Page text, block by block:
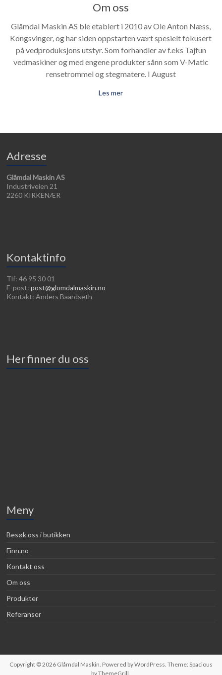
Om oss
Glåmdal Maskin AS ble etablert i 2010 av Ole Anton Næss,
Kongsvinger, og har siden oppstarten vært spesielt fokusert
på vedproduksjons utstyr. Som forhandler av f.eks Tajfun
vedmaskiner og med engene produkter sånn som V-Matic
rensetrommel og stegmatere. I August
Les mer
Adresse
Glåmdal Maskin AS
Industriveien 21
2260 KIRKENÆR
Kontaktinfo
Tlf: 46 95 30 01
E-post:post@glomdalmaskin.no
Kontakt: Anders Baardseth
Her finner du oss
Meny
Besøk oss i butikken
Finn.no
Kontakt oss
Om oss
Produkter
Referanser
Copyright © 2026 Glåmdal Maskin. Powered byWordPress. Theme: Spacious
byThemeGrill